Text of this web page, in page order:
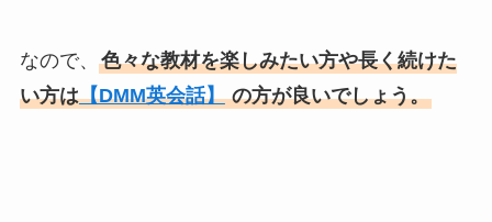
なので、 色々な教材を楽しみたい方や長く続けた
い方は【DMM英会話】 の方が良いでしょう。